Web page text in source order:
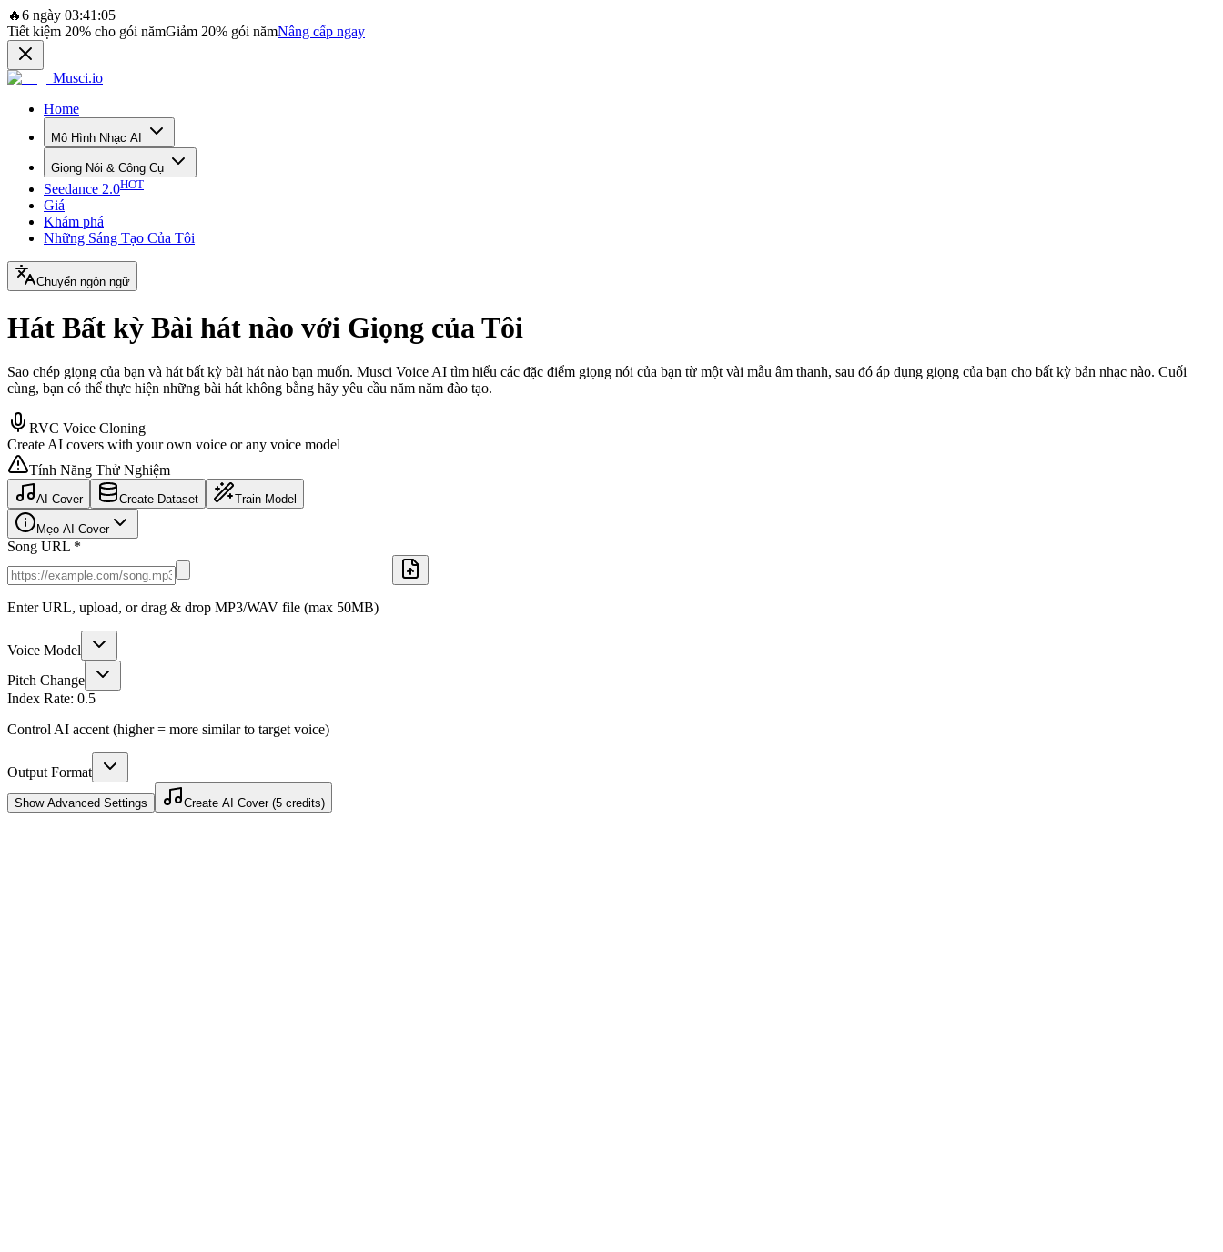
🔥6 ngày 03:41:05
Tiết kiệm 20% cho gói nămGiảm 20% gói nămNâng cấp ngay
Musci.io
Home
Mô Hình Nhạc AI
Giọng Nói & Công Cụ
Seedance 2.0HOT
Giá
Khám phá
Những Sáng Tạo Của Tôi
Chuyển ngôn ngữ
Hát Bất kỳ Bài hát nào với Giọng của Tôi
Sao chép giọng của bạn và hát bất kỳ bài hát nào bạn muốn. Musci Voice AI tìm hiểu các đặc điểm giọng nói của bạn từ một vài mẫu âm thanh, sau đó áp dụng giọng của bạn cho bất kỳ bản nhạc nào. Cuối
cùng, bạn có thể thực hiện những bài hát không bằng hãy yêu cầu năm năm đào tạo.
RVC Voice Cloning
Create AI covers with your own voice or any voice model
Tính Năng Thử Nghiệm
AI Cover Create Dataset Train Model
Mẹo AI Cover
Song URL *
Enter URL, upload, or drag & drop MP3/WAV file (max 50MB)
Voice Model
Pitch Change
Index Rate: 0.5
Control AI accent (higher = more similar to target voice)
Output Format
ShowAdvanced Settings Create AI Cover (5 credits)